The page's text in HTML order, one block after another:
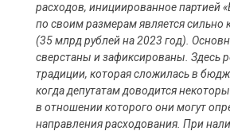
расходов, инициированное партией
по своим размерам является сильно
(35 млрд рублей на 2023 год).
сверстаны и зафиксированы. Здесь
традиции, которая сложилась в
когда депутатам доводится
в отношении которого они могут
направления расходования. При